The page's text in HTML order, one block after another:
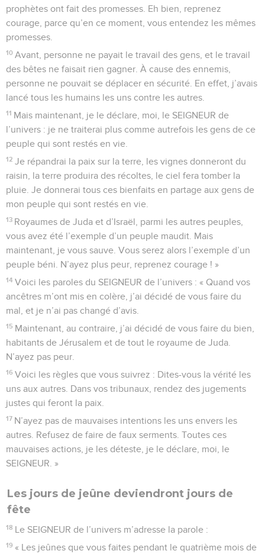
prophètes ont fait des promesses. Eh bien, reprenez
courage, parce qu’en ce moment, vous entendez les mêmes
promesses.
10 Avant, personne ne payait le travail des gens, et le travail
des bêtes ne faisait rien gagner. À cause des ennemis,
personne ne pouvait se déplacer en sécurité. En effet, j’avais
lancé tous les humains les uns contre les autres.
11 Mais maintenant, je le déclare, moi, le SEIGNEUR de
l’univers : je ne traiterai plus comme autrefois les gens de ce
peuple qui sont restés en vie.
12 Je répandrai la paix sur la terre, les vignes donneront du
raisin, la terre produira des récoltes, le ciel fera tomber la
pluie. Je donnerai tous ces bienfaits en partage aux gens de
mon peuple qui sont restés en vie.
13 Royaumes de Juda et d’Israël, parmi les autres peuples,
vous avez été l’exemple d’un peuple maudit. Mais
maintenant, je vous sauve. Vous serez alors l’exemple d’un
peuple béni. N’ayez plus peur, reprenez courage ! »
14 Voici les paroles du SEIGNEUR de l’univers : « Quand vos
ancêtres m’ont mis en colère, j’ai décidé de vous faire du
mal, et je n’ai pas changé d’avis.
15 Maintenant, au contraire, j’ai décidé de vous faire du bien,
habitants de Jérusalem et de tout le royaume de Juda.
N’ayez pas peur.
16 Voici les règles que vous suivrez : Dites-vous la vérité les
uns aux autres. Dans vos tribunaux, rendez des jugements
justes qui feront la paix.
17 N’ayez pas de mauvaises intentions les uns envers les
autres. Refusez de faire de faux serments. Toutes ces
mauvaises actions, je les déteste, je le déclare, moi, le
SEIGNEUR. »
Les jours de jeûne deviendront jours de
fête
18 Le SEIGNEUR de l’univers m’adresse la parole :
19 « Les jeûnes que vous faites pendant le quatrième mois de